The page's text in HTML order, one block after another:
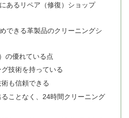
あるリペア（修復）ショップ
できる革製品のクリーニングシ
の優れている点
技術を持っている
も信頼できる
ことなく、24時間クリーニング